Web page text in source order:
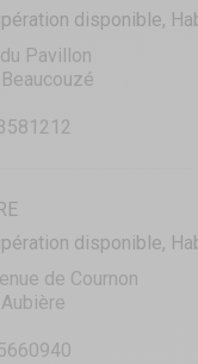
disponible,
Pavillon
disponible,
de Cournon